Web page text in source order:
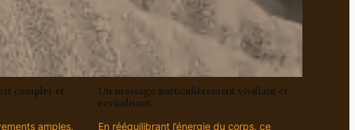
complet et
amples,
Un massage particulièrement vivifiant et
revitalisant.
En rééquilibrant l’énergie du corps, ce